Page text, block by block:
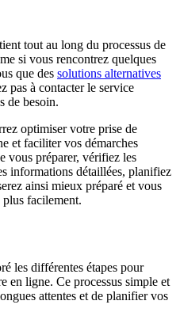
tout au long du processus de
si vous rencontrez quelques
que des solutions alternatives
pas à contacter le service
de besoin.
optimiser votre prise de
et faciliter vos démarches
vous préparer, vérifiez les
informations détaillées, planifiez
ainsi mieux préparé et vous
facilement.
les différentes étapes pour
en ligne. Ce processus simple et
attentes et de planifier vos